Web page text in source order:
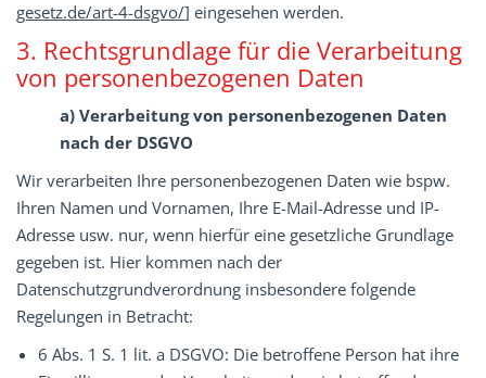
gesetz.de/art-4-dsgvo/] eingesehen werden.
3. Rechtsgrundlage für die Verarbeitung
von personenbezogenen Daten
a) Verarbeitung von personenbezogenen Daten
nach der DSGVO
Wir verarbeiten Ihre personenbezogenen Daten wie bspw.
Ihren Namen und Vornamen, Ihre E-Mail-Adresse und IP-
Adresse usw. nur, wenn hierfür eine gesetzliche Grundlage
gegeben ist. Hier kommen nach der
Datenschutzgrundverordnung insbesondere folgende
Regelungen in Betracht:
6 Abs. 1 S. 1 lit. a DSGVO: Die betroffene Person hat ihre